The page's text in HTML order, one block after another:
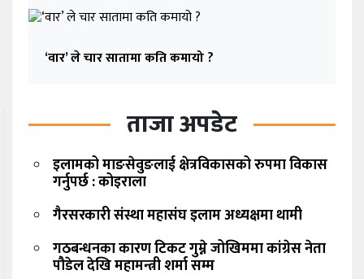
‘वार’ ले चार सातामा कति कमायो ?
ताजा अपडेट
इलामको माङसेवुङलाई क्षेत्रविकासको रुपमा विकास
गर्नुपर्छ : कोइराला
गैरसरकारी संस्था महासंघ इलाम अध्यक्षमा थामी
गठबन्धनका कारण टिकट गुम्ने जोखिममा कांग्रेस नेता
पौडेल देखि महामन्त्री शर्मा सम्म